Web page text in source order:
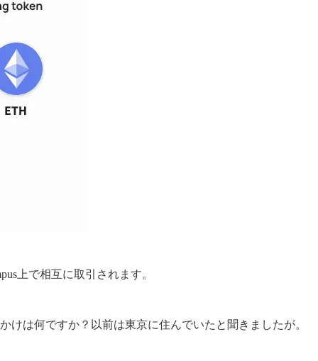
上で相互に取引されます。
は何ですか？以前は東京に住んでいたと聞きましたが。